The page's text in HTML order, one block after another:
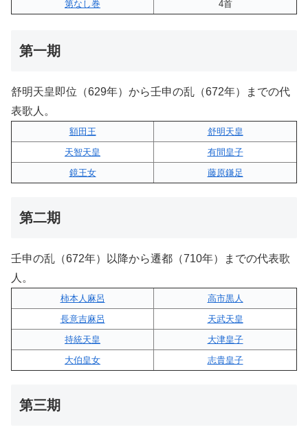
第なし巻
4首
第一期
舒明天皇即位（629年）から壬申の乱（672年）までの代
表歌人。
額田王
舒明天皇
天智天皇
有間皇子
鏡王女
藤原鎌足
第二期
壬申の乱（672年）以降から遷都（710年）までの代表歌
人。
柿本人麻呂
高市黒人
長意吉麻呂
天武天皇
持統天皇
大津皇子
大伯皇女
志貴皇子
第三期